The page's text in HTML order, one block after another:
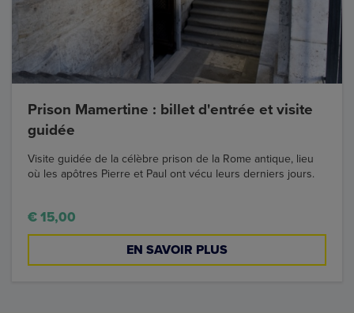
Prison Mamertine : billet d'entrée et visite
guidée
Visite guidée de la célèbre prison de la Rome antique, lieu
où les apôtres Pierre et Paul ont vécu leurs derniers jours.
€ 15,00
EN SAVOIR PLUS